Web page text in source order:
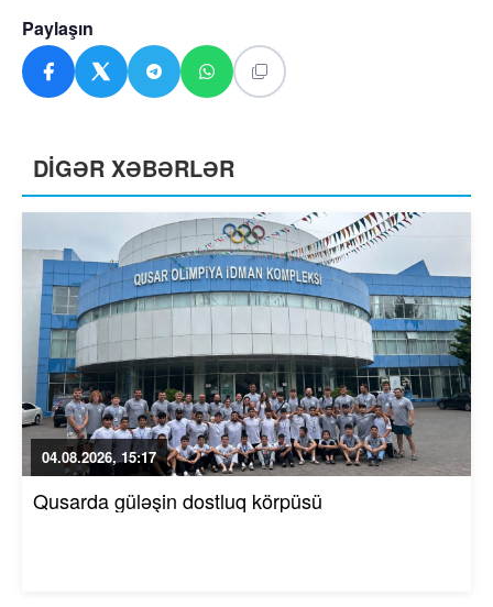
Paylaşın
DİGƏR XƏBƏRLƏR
04.08.2026, 15:17
Qusarda güləşin dostluq körpüsü